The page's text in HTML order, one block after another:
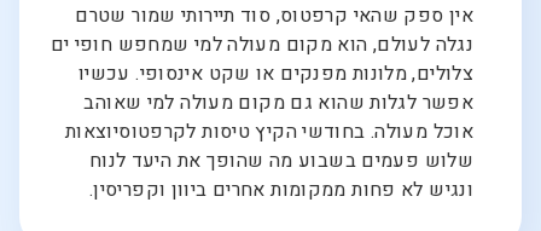
אין ספק שהאי קרפטוס, סוד תיירותי שמור שטרם
נגלה לעולם, הוא מקום מעולה למי שמחפש חופי ים
צלולים, מלונות מפנקים או שקט אינסופי. עכשיו
אפשר לגלות שהוא גם מקום מעולה למי שאוהב
אוכל מעולה. בחודשי הקיץ טיסות לקרפטוסיוצאות
שלוש פעמים בשבוע מה שהופך את היעד לנוח
ונגיש לא פחות ממקומות אחרים ביוון וקפריסין.